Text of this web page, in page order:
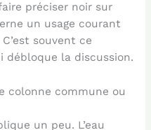
préciser noir sur
un usage courant
souvent ce
la discussion.
colonne commune ou
un peu. L’eau